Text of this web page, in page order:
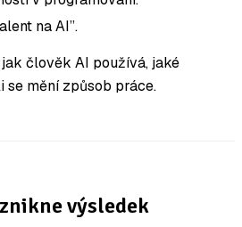
na AI”.
člověk AI používá, jaké
mění způsob práce.
výsledek